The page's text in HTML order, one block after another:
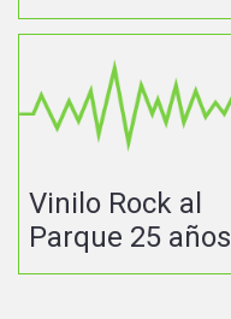
Vinilo Rock al
Parque 25 años